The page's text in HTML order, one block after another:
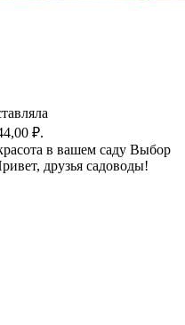
₽.
в вашем саду Выбор
друзья садоводы!